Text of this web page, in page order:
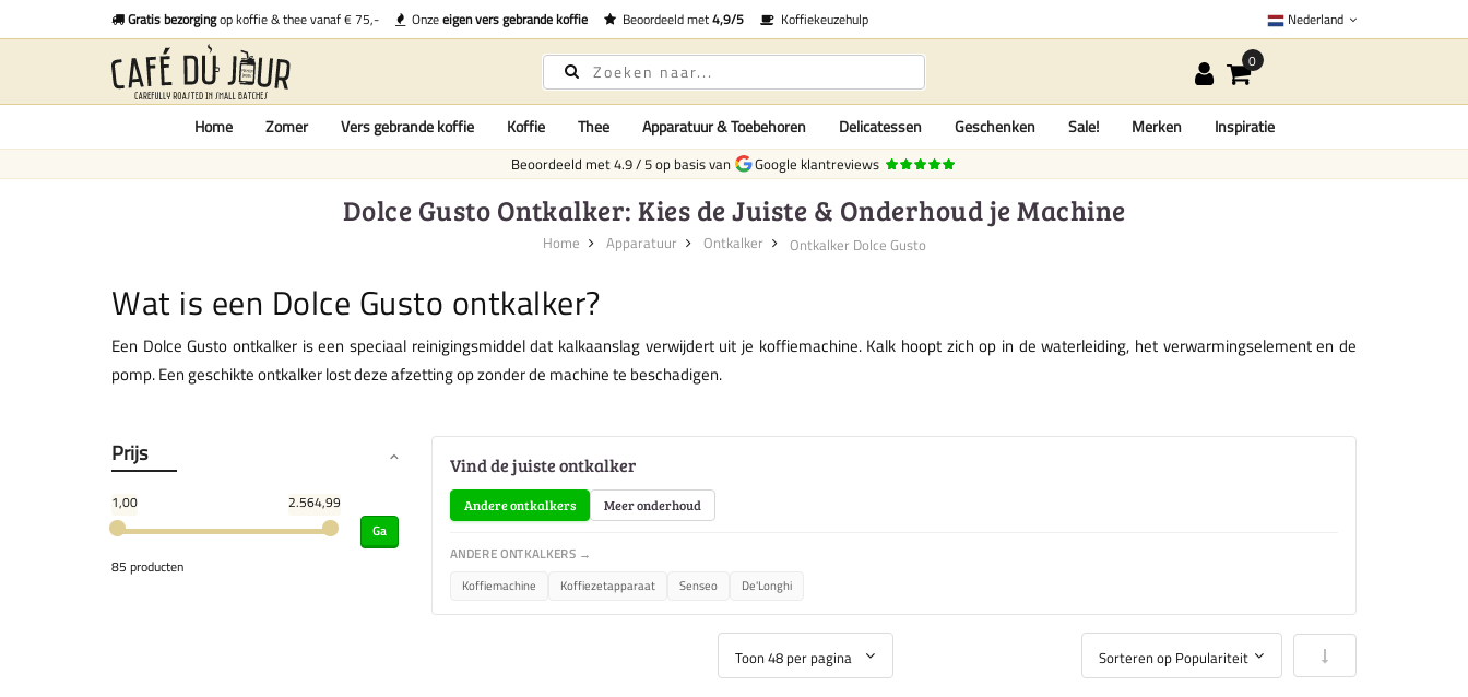
Gratis bezorgingop koffie & thee vanaf € 75,- Onzeeigen vers gebrande koffie Beoordeeld met4,9/5 Koffiekeuzehulp Nederland
Home Zomer Vers gebrande koffie Koffie Thee Apparatuur & Toebehoren Delicatessen Geschenken Sale! Merken Inspiratie
Beoordeeld met4.9/5op basis van Google klantreviews
Dolce Gusto Ontkalker: Kies de Juiste & Onderhoud je Machine
Home Apparatuur Ontkalker Ontkalker Dolce Gusto
Wat is een Dolce Gusto ontkalker?
Een Dolce Gusto ontkalker is een speciaal reinigingsmiddel dat kalkaanslag verwijdert uit je koffiemachine. Kalk hoopt zich op in de waterleiding, het verwarmingselement en de
pomp. Een geschikte ontkalker lost deze afzetting op zonder de machine te beschadigen.
Vind de juiste ontkalker
Andere ontkalkers Meer onderhoud
ANDERE ONTKALKERS →
Koffiemachine
Koffiezetapparaat Senseo De'Longhi
Van laag naar hoog
Prijs
1,00 2.564,99
Ga
85 producten